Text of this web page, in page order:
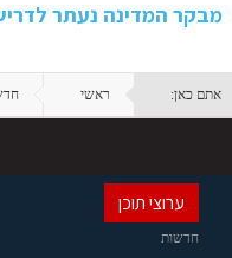
מבקר המדינה נעתר
אתם כאן: ראשי
ערוצי תוכן
חדשות